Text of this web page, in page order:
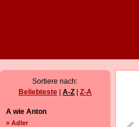
Sortiere nach:
Beliebteste
A-Z Z-A
A wie Anton
» Adler